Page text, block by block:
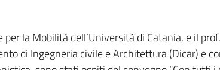
la Mobilità dell’Università di Catania, e il prof.
di Ingegneria civile e Architettura (Dicar) e